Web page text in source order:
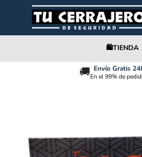
🛍️TIENDA
🚚 Envío Gratis
En el 99% de